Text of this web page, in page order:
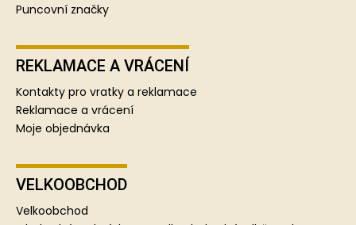
Puncovní značky
REKLAMACE A VRÁCENÍ
Kontakty pro vratky a reklamace
Reklamace a vrácení
Moje objednávka
VELKOOBCHOD
Velkoobchod